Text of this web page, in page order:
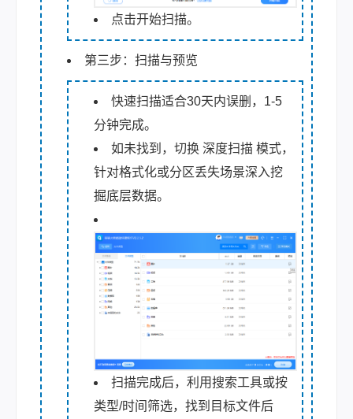
点击开始扫描。
第三步：扫描与预览
快速扫描适合30天内误删，1-5
分钟完成。
如未找到，切换 深度扫描 模式，
针对格式化或分区丢失场景深入挖
掘底层数据。
扫描完成后，利用搜索工具或按
类型/时间筛选，找到目标文件后